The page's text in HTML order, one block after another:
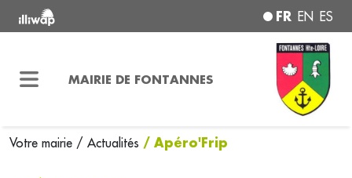
FR EN ES
MAIRIE DE FONTANNES
Votre mairie / Actualités / Apéro'Frip